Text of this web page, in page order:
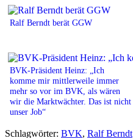
Ralf Berndt berät GGW
BVK-Präsident Heinz: „Ich
komme mir mittlerweile immer
mehr so vor im BVK, als wären
wir die Marktwächter. Das ist nicht
unser Job“
Schlagwörter: BVK, Ralf Berndt